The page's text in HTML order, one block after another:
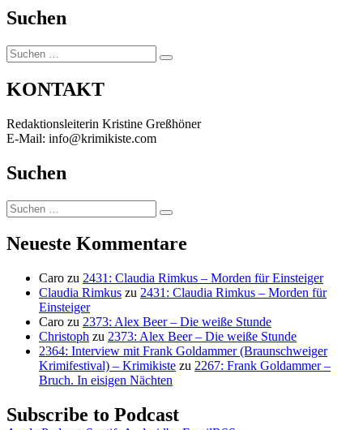
Suchen
Suchen
nach:
Suchen
KONTAKT
Redaktionsleiterin Kristine Greßhöner
E-Mail: info@krimikiste.com
Suchen
Suchen
nach:
Suchen
Neueste Kommentare
Caro zu 2431: Claudia Rimkus – Morden für Einsteiger
Claudia Rimkus zu 2431: Claudia Rimkus – Morden für
Einsteiger
Caro zu 2373: Alex Beer – Die weiße Stunde
Christoph zu 2373: Alex Beer – Die weiße Stunde
2364: Interview mit Frank Goldammer (Braunschweiger
Krimifestival) – Krimikiste zu 2267: Frank Goldammer –
Bruch. In eisigen Nächten
Subscribe to Podcast